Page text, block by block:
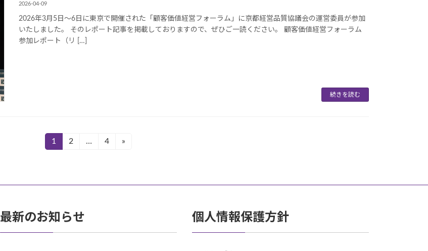
2026-04-09
2026年3月5日〜6日に東京で開催された「顧客価値経営フォーラム」に京都経営品質協議会の運営委員が参加
いたしました。 そのレポート記事を掲載しておりますので、ぜひご一読ください。 顧客価値経営フォーラム
参加レポート（リ […]
続きを読む
固
1
固
2 …
固
4 »
最新のお知らせ 個人情報保護方針